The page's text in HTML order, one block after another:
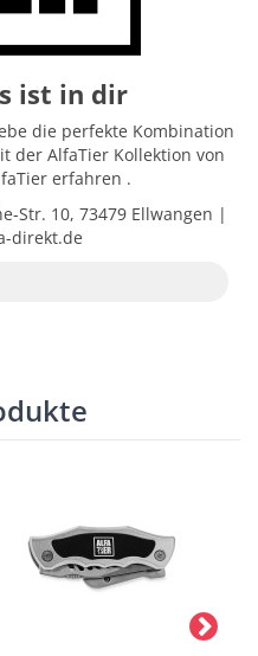
ist in dir
die perfekte Kombination
der AlfaTier Kollektion von
erfahren .
Str. 10, 73479 Ellwangen |
direkt.de